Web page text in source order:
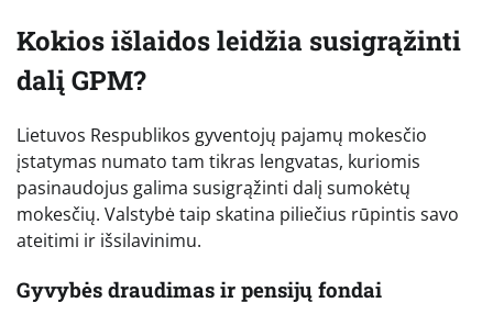
Kokios išlaidos leidžia susigrąžinti
dalį GPM?
Lietuvos Respublikos gyventojų pajamų mokesčio
įstatymas numato tam tikras lengvatas, kuriomis
pasinaudojus galima susigrąžinti dalį sumokėtų
mokesčių. Valstybė taip skatina piliečius rūpintis savo
ateitimi ir išsilavinimu.
Gyvybės draudimas ir pensijų fondai